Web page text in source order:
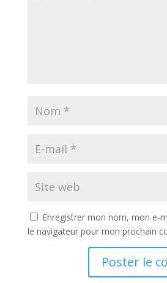
Enregistrer mon nom, mon e-
le navigateur pour mon prochain